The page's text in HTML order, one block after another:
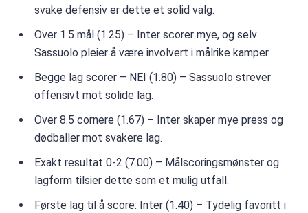
svake defensiv er dette et solid valg.
Over 1.5 mål (1.25) – Inter scorer mye, og selv
Sassuolo pleier å være involvert i målrike kamper.
Begge lag scorer – NEI (1.80) – Sassuolo strever
offensivt mot solide lag.
Over 8.5 cornere (1.67) – Inter skaper mye press og
dødballer mot svakere lag.
Exakt resultat 0-2 (7.00) – Målscoringsmønster og
lagform tilsier dette som et mulig utfall.
Første lag til å score: Inter (1.40) – Tydelig favoritt i